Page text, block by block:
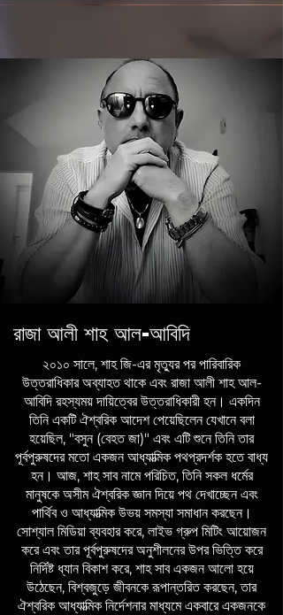
রাজা আলী শাহ আল-আবিদি
২০১০ সালে, শাহ জি-এর মৃত্যুর পর পারিবারিক
উত্তরাধিকার অব্যাহত থাকে এবং রাজা আলী শাহ আল-
আবিদি রহস্যময় দায়িত্বের উত্তরাধিকারী হন। একদিন
তিনি একটি ঐশ্বরিক আদেশ পেয়েছিলেন যেখানে বলা
হয়েছিল, "বসুন (বেহত জা)" এবং এটি শুনে তিনি তার
পূর্বপুরুষদের মতো একজন আধ্যাত্মিক পথপ্রদর্শক হতে বাধ্য
হন। আজ, শাহ সাব নামে পরিচিত, তিনি সকল ধর্মের
মানুষকে অসীম ঐশ্বরিক জ্ঞান দিয়ে পথ দেখাচ্ছেন এবং
পার্থিব ও আধ্যাত্মিক উভয় সমস্যা সমাধান করছেন।
সোশ্যাল মিডিয়া ব্যবহার করে, লাইভ গ্রুপ মিটিং আয়োজন
করে এবং তার পূর্বপুরুষদের অনুশীলনের উপর ভিত্তি করে
নির্দিষ্ট ধ্যান বিকাশ করে, শাহ সাব একজন আলো হয়ে
উঠেছেন, বিশ্বজুড়ে জীবনকে রূপান্তরিত করছেন, তার
ঐশ্বরিক আধ্যাত্মিক নির্দেশনার মাধ্যমে একবারে একজনকে